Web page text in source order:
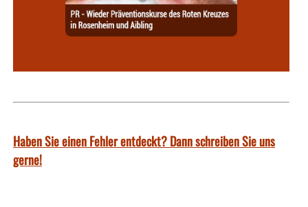
Haben Sie einen Fehler entdeckt? Dann schreiben Sie uns
gerne!